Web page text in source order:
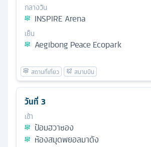
กลางวัน
INSPIRE Arena
เย็น
Aegibong Peace Ecopark
วันที่ 3
เช้า
ป้อมฮวาซอง
ห้องสมุดพยอลมาดัง